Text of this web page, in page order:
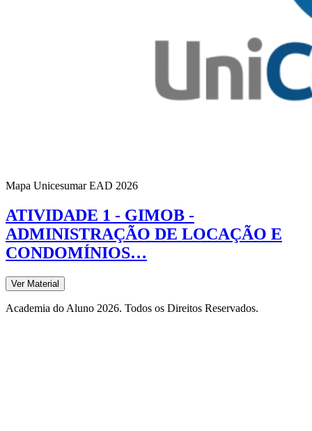
Mapa Unicesumar EAD 2026
ATIVIDADE 1 - GIMOB -
ADMINISTRAÇÃO DE LOCAÇÃO E
CONDOMÍNIOS…
Ver Material
Academia do Aluno 2026. Todos os Direitos Reservados.